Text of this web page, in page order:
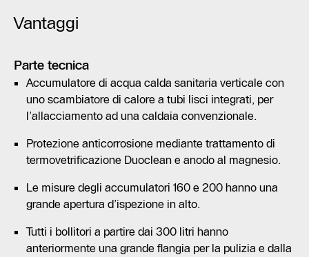
Vantaggi
Parte tecnica
Accumulatore di acqua calda sanitaria verticale con
uno scambiatore di calore a tubi lisci integrati, per
l’allacciamento ad una caldaia convenzionale.
Protezione anticorrosione mediante trattamento di
termovetrificazione Duoclean e anodo al magnesio.
Le misure degli accumulatori 160 e 200 hanno una
grande apertura d’ispezione in alto.
Tutti i bollitori a partire dai 300 litri hanno
anteriormente una grande flangia per la pulizia e dalla